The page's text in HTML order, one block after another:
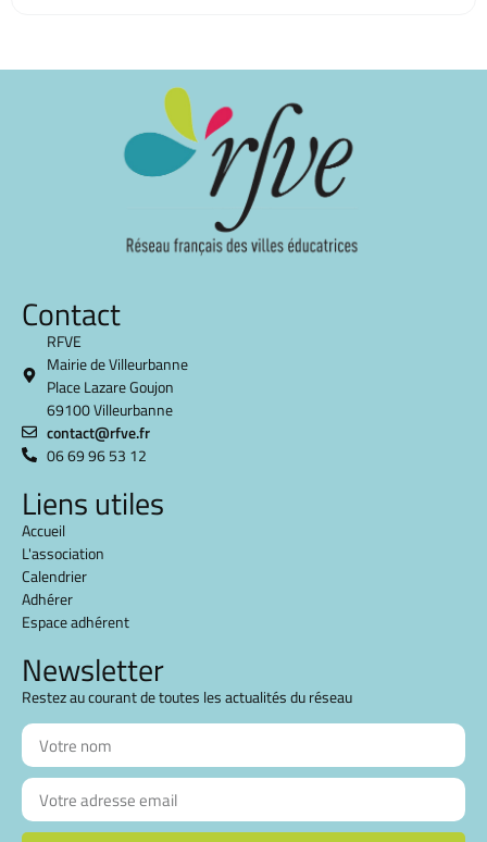
Contact
RFVE
Mairie de Villeurbanne
Place Lazare Goujon
69100 Villeurbanne
contact@rfve.fr
06 69 96 53 12
Liens utiles
Accueil
L'association
Calendrier
Adhérer
Espace adhérent
Newsletter
Restez au courant de toutes les actualités du réseau